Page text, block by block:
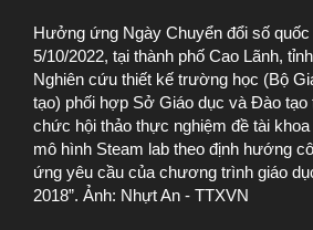
Hưởng ứng Ngày Chuyển đổi số quốc
5/10/2022, tại thành phố Cao Lãnh,
Nghiên cứu thiết kế trường học (Bộ
tạo) phối hợp Sở Giáo dục và Đào tạo
chức hội thảo thực nghiệm đề tài
mô hình Steam lab theo định hướng
ứng yêu cầu của chương trình giáo
2018”. Ảnh: Nhựt An - TTXVN